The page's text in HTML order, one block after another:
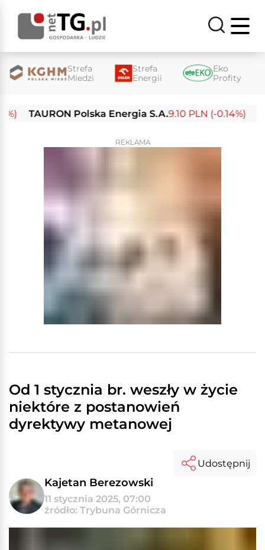
Strefa
Miedzi
Strefa
Energii
Eko
Profity
TAURON Polska Energia S.A.9.10 PLN (-0.14%) Enea
REKLAMA
Od 1 stycznia br. weszły w życie
niektóre z postanowień
dyrektywy metanowej
Kajetan Berezowski
11 stycznia 2025, 07:00
źródło: Trybuna Górnicza
Udostępnij